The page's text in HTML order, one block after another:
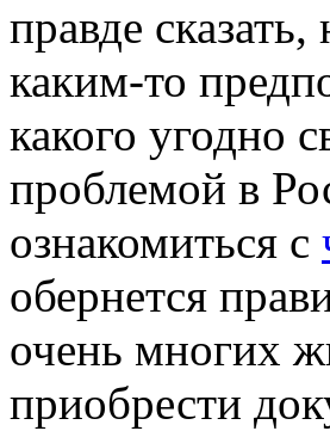
правде
каким-то
какого угодно
проблемой в
ознакомиться с
обернется
очень многих
приобрести